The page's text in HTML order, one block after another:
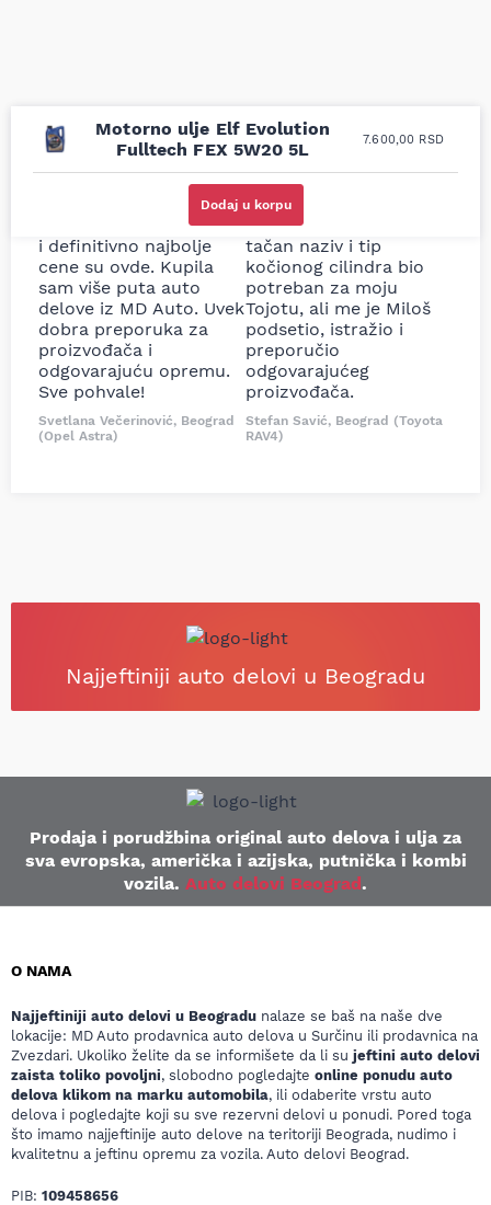
Motorno ulje Elf Evolution
Fulltech FEX 5W20 5L
7.600,00 RSD
Dodaj u korpu
Uporedila sam sve
prodavnice auto delova
i definitivno najbolje
cene su ovde. Kupila
sam više puta auto
delove iz MD Auto. Uvek
dobra preporuka za
proizvođača i
odgovarajuću opremu.
Sve pohvale!
Svetlana Večerinović, Beograd
(Opel Astra)
Odlična usluga i
ljubazni prodavci.
Nisam bio siguran koji je
tačan naziv i tip
kočionog cilindra bio
potreban za moju
Tojotu, ali me je Miloš
podsetio, istražio i
preporučio
odgovarajućeg
proizvođača.
Stefan Savić, Beograd (Toyota
RAV4)
Najjeftiniji auto delovi u Beogradu
Prodaja i porudžbina original auto delova i ulja za
sva evropska, američka i azijska, putnička i kombi
vozila. Auto delovi Beograd.
O NAMA
Najjeftiniji auto delovi u Beogradu nalaze se baš na naše dve
lokacije: MD Auto prodavnica auto delova u Surčinu ili prodavnica na
Zvezdari. Ukoliko želite da se informišete da li su jeftini auto delovi
zaista toliko povoljni, slobodno pogledajte online ponudu auto
delova klikom na marku automobila, ili odaberite vrstu auto
delova i pogledajte koji su sve rezervni delovi u ponudi. Pored toga
što imamo najjeftinije auto delove na teritoriji Beograda, nudimo i
kvalitetnu a jeftinu opremu za vozila. Auto delovi Beograd.
PIB: 109458656